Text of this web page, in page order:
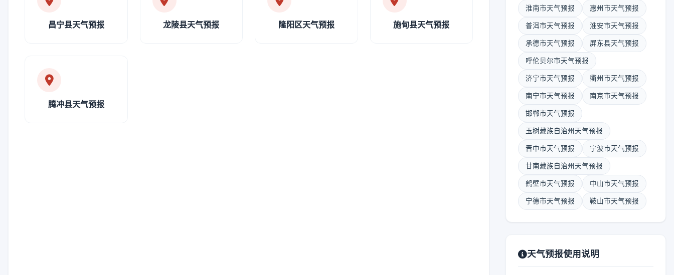
昌宁县天气预报 龙陵县天气预报 隆阳区天气预报 施甸县天气预报
腾冲县天气预报
淮南市天气预报 惠州市天气预报
普洱市天气预报 淮安市天气预报
承德市天气预报 屏东县天气预报
呼伦贝尔市天气预报
济宁市天气预报 衢州市天气预报
南宁市天气预报 南京市天气预报
邯郸市天气预报
玉树藏族自治州天气预报
晋中市天气预报 宁波市天气预报
甘南藏族自治州天气预报
鹤壁市天气预报 中山市天气预报
宁德市天气预报 鞍山市天气预报
天气预报使用说明